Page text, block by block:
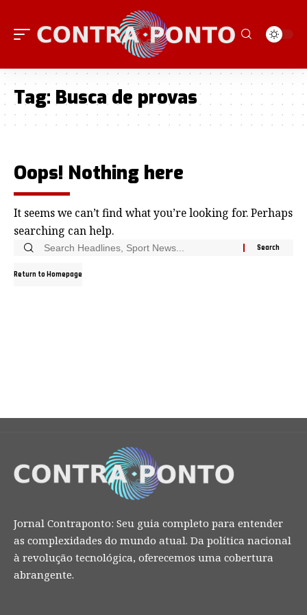
Tag: Busca de provas
Oops! Nothing here
It seems we can’t find what you’re looking for. Perhaps
searching can help.
Return to Homepage
Jornal Contraponto: Seu guia completo para entender
as complexidades do mundo atual. Da política nacional
à revolução tecnológica, oferecemos uma cobertura
abrangente.